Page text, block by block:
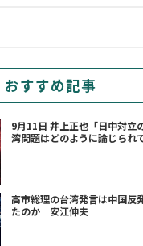
おすすめ記事
9月11日 井上正也「日中対立
湾問題はどのように論じられ
高市総理の台湾発言は中国反
たのか 安江伸夫